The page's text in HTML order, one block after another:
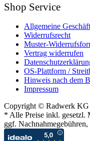
Shop Service
Allgemeine
Widerrufsrecht
Muster-
Vertrag widerrufen
OS-Plattform /
Hinweis nach dem
Impressum
Copyright © Radwerk KG
* Alle Preise inkl. gesetzl.
ggf.